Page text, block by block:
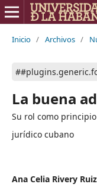
Inicio / Archivos /
La buena
Su rol como
jurídico cubano
Ana Celia Rivery Ruiz